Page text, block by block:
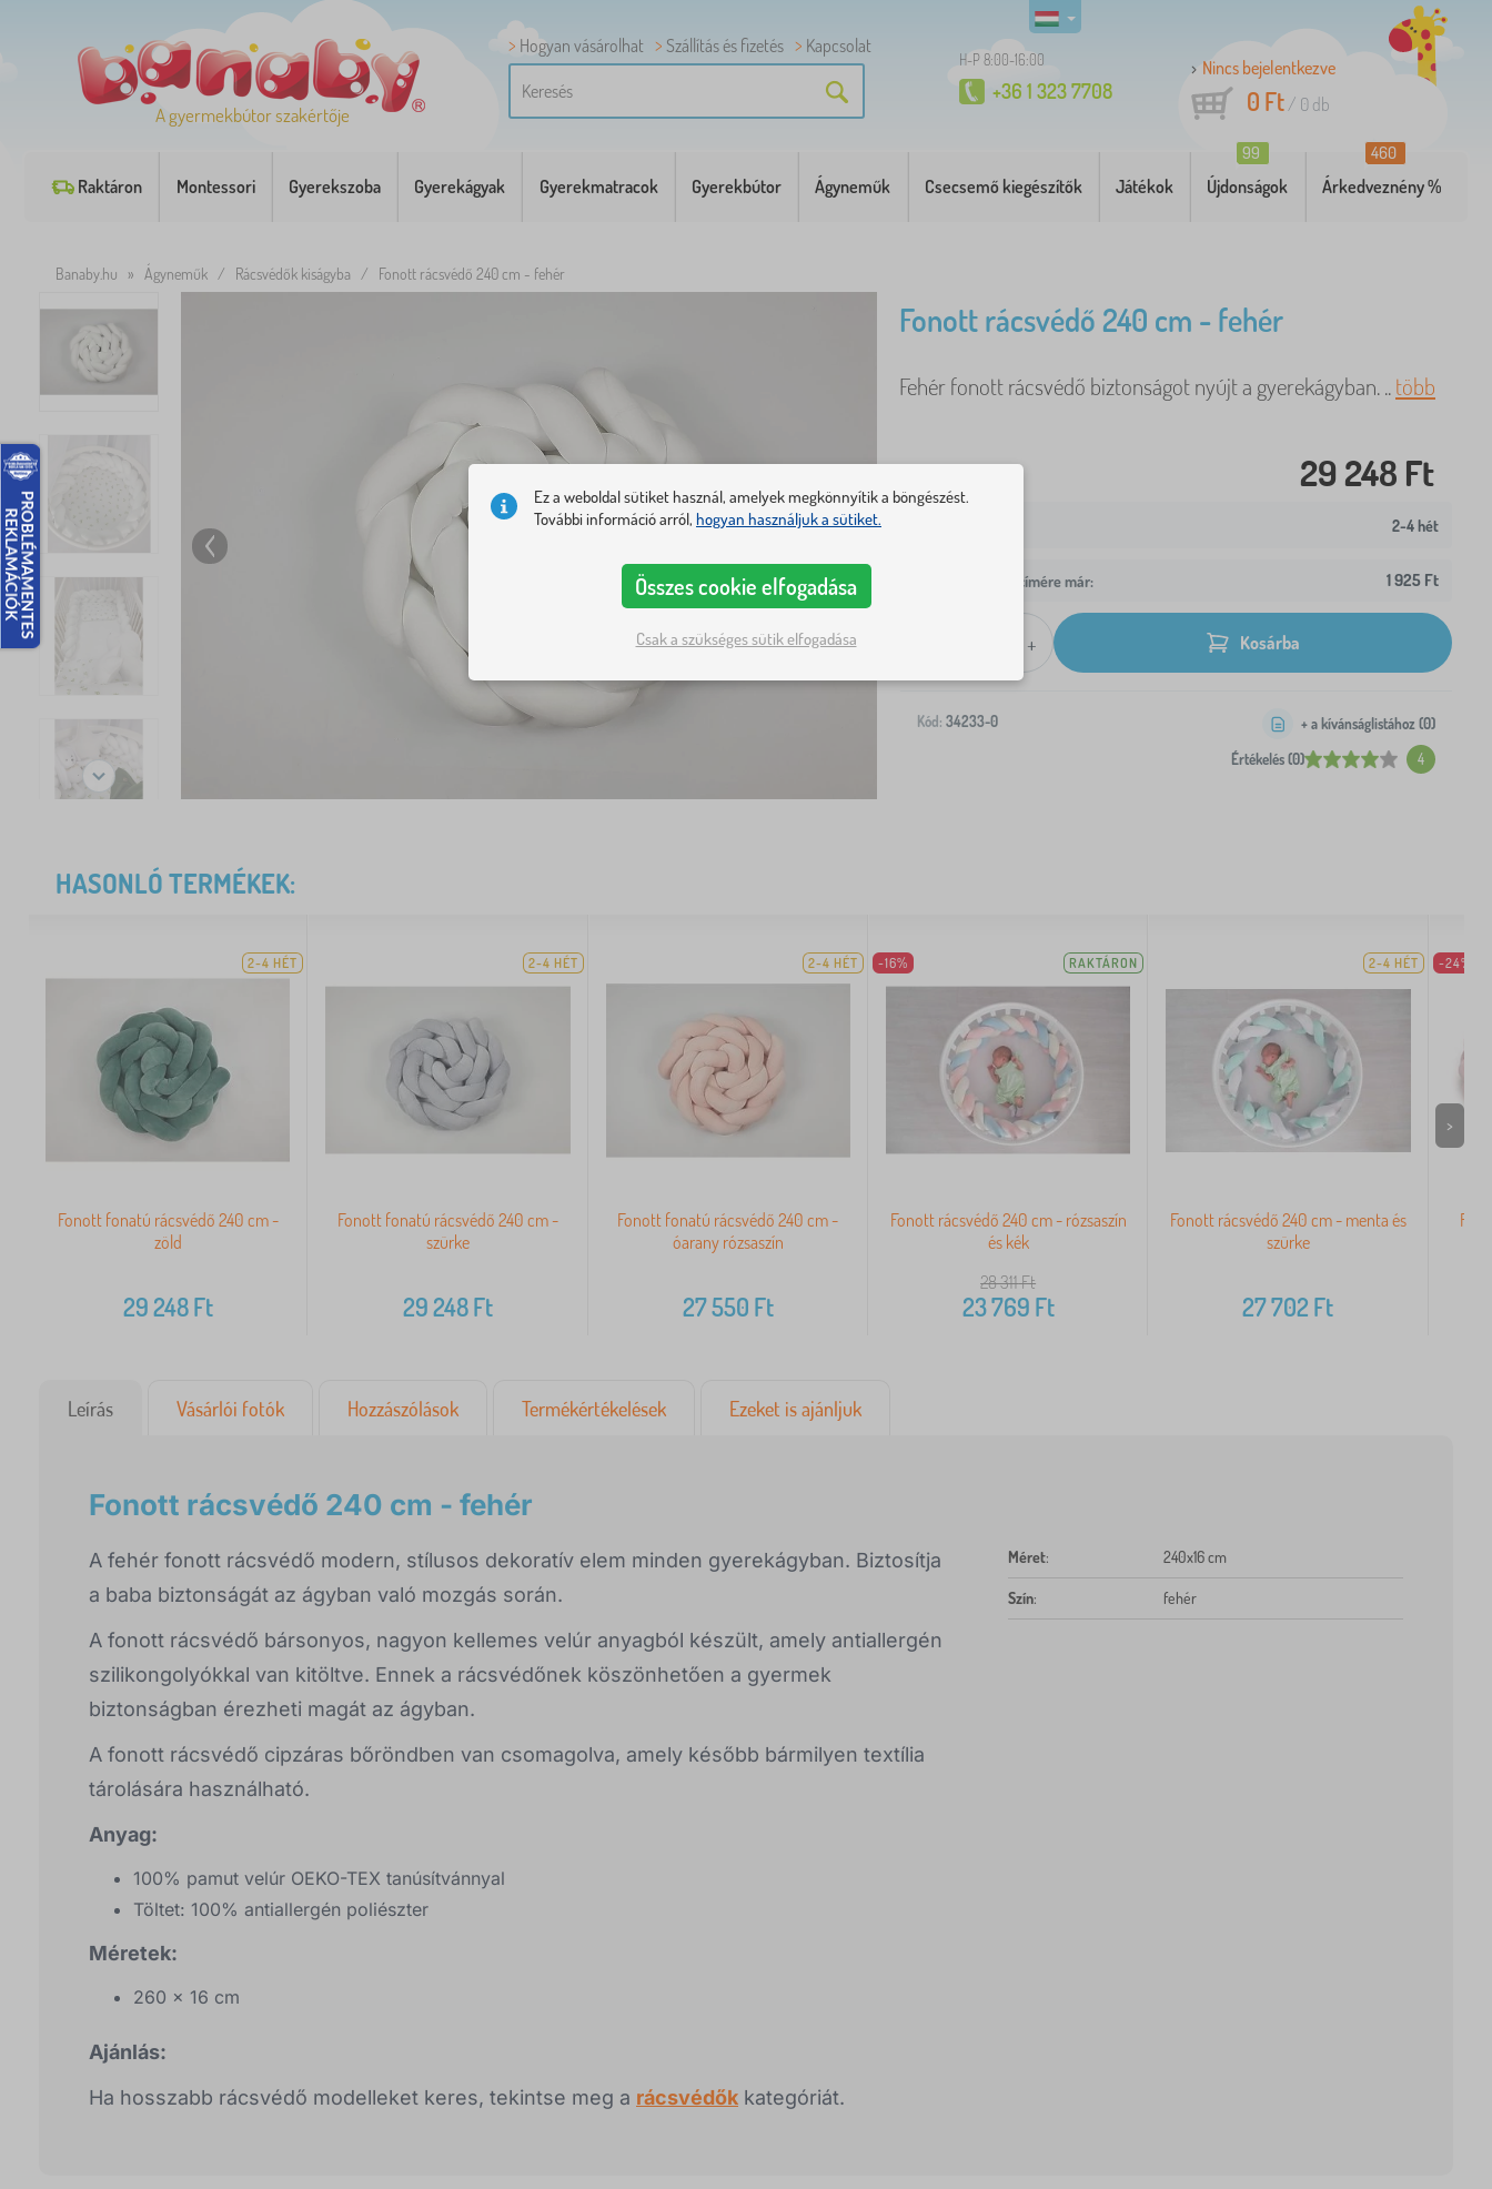
A gyermekbútor szakértője
Hogyan vásárolhat Szállítás és fizetés Kapcsolat
H-P 8:00-16:00
+36 1 323 7708
Nincs bejelentkezve
0 Ft/ 0 db
Raktáron Montessori Gyerekszoba Gyerekágyak Gyerekmatracok Gyerekbútor Ágyneműk Csecsemő kiegészítők Játékok Újdonságok
99
Árkedveznény %
460
Banaby.hu » Ágyneműk / Rácsvédők kiságyba / Fonott rácsvédő 240 cm - fehér
Fonott rácsvédő 240 cm - fehér
Fehér fonott rácsvédő biztonságot nyújt a gyerekágyban. ..több
29 248 Ft
2-4 hét
Kiszállítás az Ön címére már: 1 925 Ft
+ Kosárba
Kód: 34233-0
Értékelés (0) 4
+ a kívánságlistához (0)
HASONLÓ TERMÉKEK:
2-4 HÉT
Fonott fonatú rácsvédő 240 cm -
zöld
29 248Ft
2-4 HÉT
Fonott fonatú rácsvédő 240 cm -
szürke
29 248Ft
2-4 HÉT
Fonott fonatú rácsvédő 240 cm -
óarany rózsaszín
27 550 Ft
-16% RAKTÁRON
Fonott rácsvédő 240 cm - rózsaszín
és kék
28 311Ft
23 769 Ft
2-4 HÉT
Fonott rácsvédő 240 cm - menta és
szürke
27 702 Ft
-24%
>
Leírás Vásárlói fotók Hozzászólások Termékértékelések Ezeket is ajánljuk
Fonott rácsvédő 240 cm - fehér
A fehér fonott rácsvédő modern, stílusos dekoratív elem minden gyerekágyban. Biztosítja
a baba biztonságát az ágyban való mozgás során.
A fonott rácsvédő bársonyos, nagyon kellemes velúr anyagból készült, amely antiallergén
szilikongolyókkal van kitöltve. Ennek a rácsvédőnek köszönhetően a gyermek
biztonságban érezheti magát az ágyban.
A fonott rácsvédő cipzáras bőröndben van csomagolva, amely később bármilyen textília
tárolására használható.
Anyag:
100% pamut velúr OEKO-TEX tanúsítvánnyal
Töltet: 100% antiallergén poliészter
Méretek:
260 x 16 cm
Ajánlás:
Ha hosszabb rácsvédő modelleket keres, tekintse meg a rácsvédők kategóriát.
Méret: 240x16 cm
Szín: fehér
Ez a weboldal sütiket használ, amelyek megkönnyítik a böngészést.
További információ arról, hogyan használjuk a sütiket.
Összes cookie elfogadása
Csak a szükséges sütik elfogadása